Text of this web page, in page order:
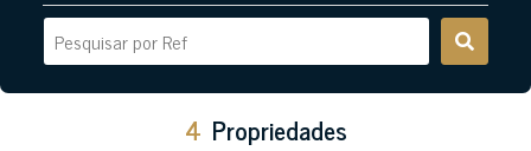
4 Propriedades